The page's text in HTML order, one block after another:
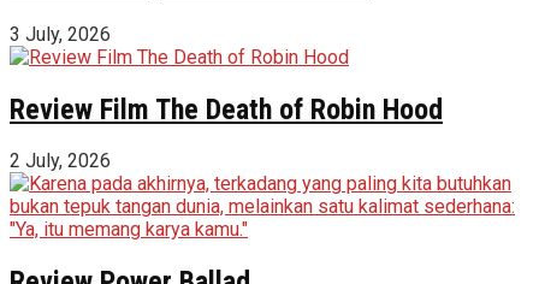
3 July, 2026
Review Film The Death of Robin Hood
2 July, 2026